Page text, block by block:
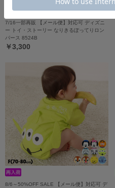
7/16一部再販 【メール便】対応可 ディズニ
ー トイ・ストーリー なりきるぽってりロン
パース 8524B
￥3,300
8/6～50%OFF SALE 【メール便】対応可 デ